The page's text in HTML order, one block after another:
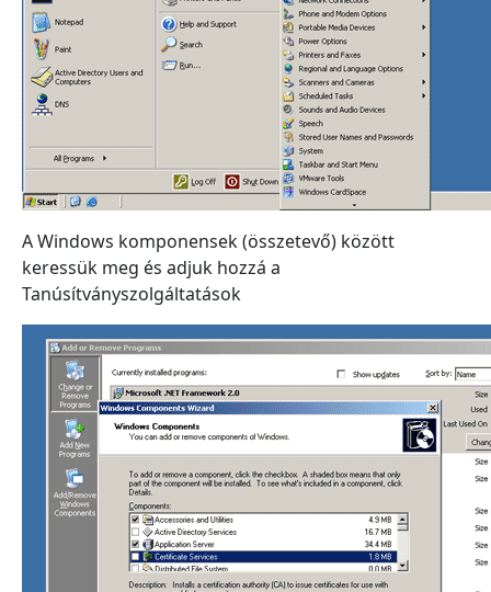
A Windows komponensek (összetevő) között
keressük meg és adjuk hozzá a
Tanúsítványszolgáltatások